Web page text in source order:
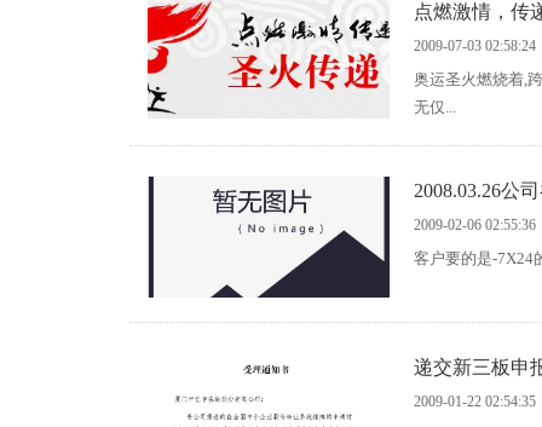
点燃激情，传
2009-07-03 02:58:24
奥运圣火燃烧着,
无仅...
2008.03.26公
2009-02-06 02:55:36
递交新三板申
2009-01-22 02:54:35